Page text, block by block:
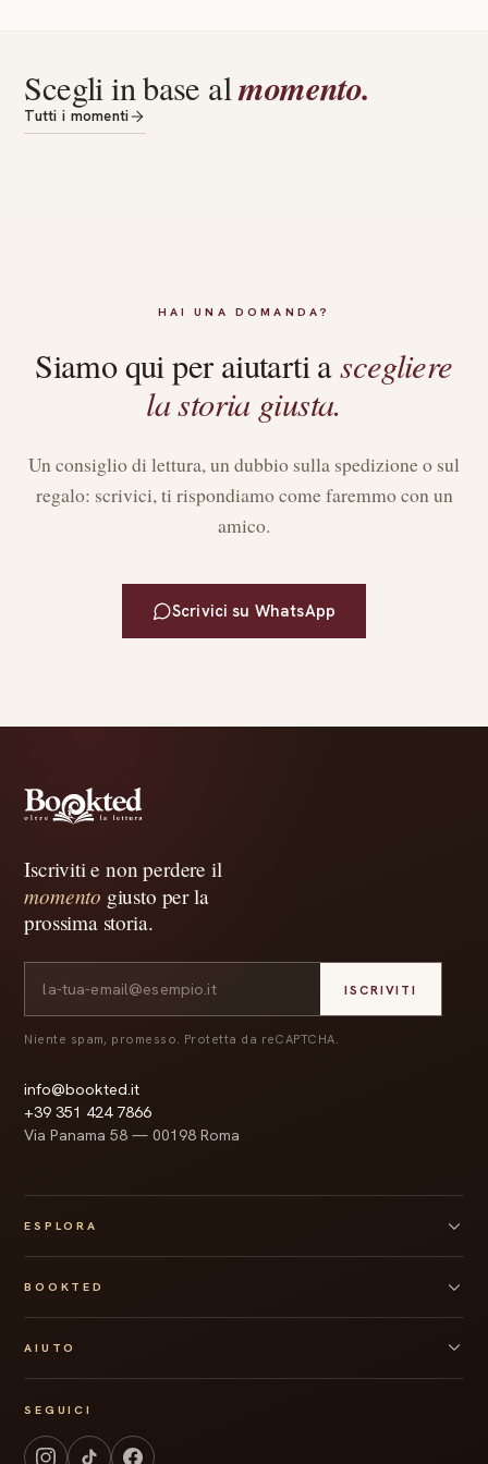
Scegli in base almomento.
Tutti i momenti
Per rallentare
Quando la giornata pesa e cerchi solo
un rifugio morbido.
HAI UNA DOMANDA?
Siamo qui per aiutarti ascegliere
la storia giusta.
Un consiglio di lettura, un dubbio sulla spedizione o sul
regalo: scrivici, ti rispondiamo come faremmo con un
amico.
Scrivici su WhatsApp
Iscriviti e non perdere il
momento giusto per la
prossima storia.
ISCRIVITI
Niente spam, promesso. Protetta da reCAPTCHA.
info@bookted.it
+39 351 424 7866
Via Panama 58 — 00198 Roma
ESPLORA
Box personalizzata
Regali aziendali
Gift card
Quiz Bookted
BOOKTED
Collaborazioni
Press kit
Blog
Contatti
AIUTO
Resi e rimborsi
Recedi dal contratto
SEGUICI